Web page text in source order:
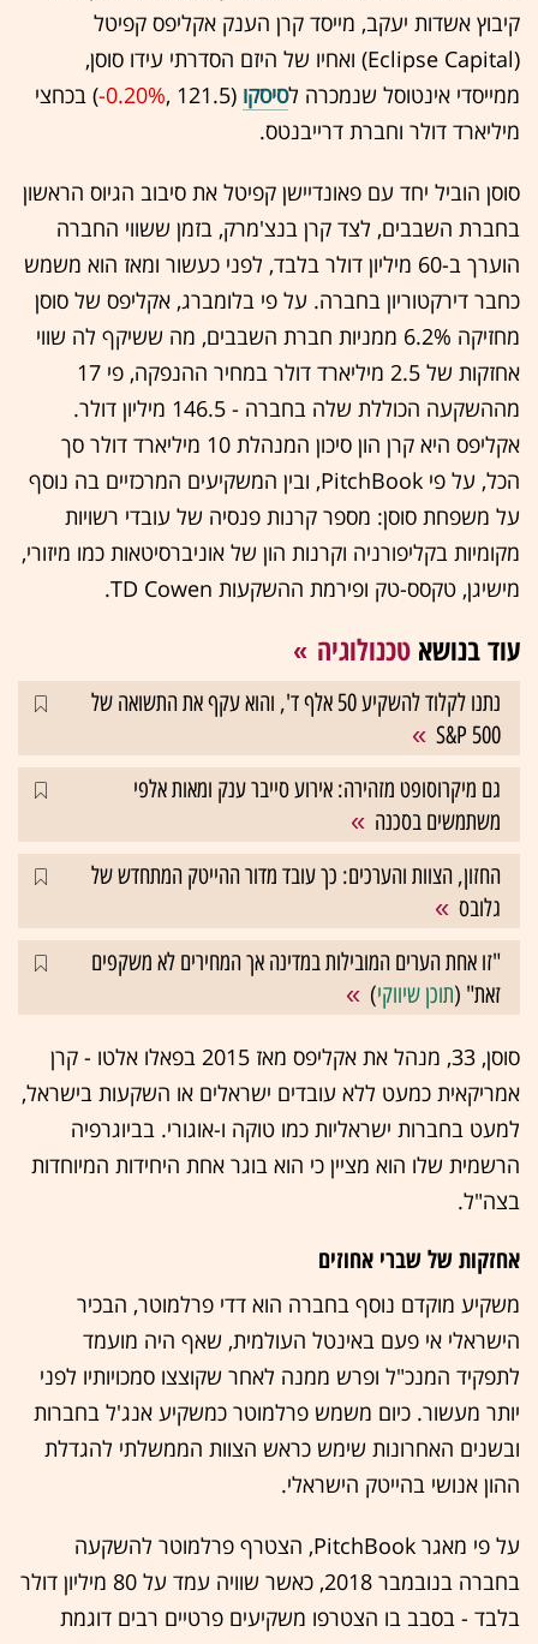
קיבוץ אשדות יעקב, מייסד קרן הענק אקליפס קפיטל
(Eclipse Capital) ואחיו של היזם הסדרתי עידו סוסן,
ממייסדי אינטוסל שנמכרה לסיסקו (121.5 ,‎
-0.20%‏) בכחצי
מיליארד דולר וחברת דרייבנטס.
סוסן הוביל יחד עם פאונדיישן קפיטל את סיבוב הגיוס הראשון
בחברת השבבים, לצד קרן בנצ'מרק, בזמן ששווי החברה
הוערך ב-60 מיליון דולר בלבד, לפני כעשור ומאז הוא משמש
כחבר דירקטוריון בחברה. על פי בלומברג, אקליפס של סוסן
מחזיקה 6.2% ממניות חברת השבבים, מה ששיקף לה שווי
אחזקות של 2.5 מיליארד דולר במחיר ההנפקה, פי 17
מההשקעה הכוללת שלה בחברה - 146.5 מיליון דולר.
אקליפס היא קרן הון סיכון המנהלת 10 מיליארד דולר סך
הכל, על פי PitchBook, ובין המשקיעים המרכזיים בה נוסף
על משפחת סוסן: מספר קרנות פנסיה של עובדי רשויות
מקומיות בקליפורניה וקרנות הון של אוניברסיטאות כמו מיזורי,
מישיגן, טקסס-טק ופירמת ההשקעות TD Cowen.
עוד בנושא טכנולוגיה
נתנו לקלוד להשקיע 50 אלף ד', והוא עקף את התשואה של
S&P 500
גם מיקרוסופט מזהירה: אירוע סייבר ענק ומאות אלפי
משתמשים בסכנה
החזון, הצוות והערכים: כך עובד מדור ההייטק המתחדש של
גלובס
"זו אחת הערים המובילות במדינה אך המחירים לא משקפים
זאת" (תוכן שיווקי)
סוסן, 33, מנהל את אקליפס מאז 2015 בפאלו אלטו - קרן
אמריקאית כמעט ללא עובדים ישראלים או השקעות בישראל,
למעט בחברות ישראליות כמו טוקה ו-אוגורי. בביוגרפיה
הרשמית שלו הוא מציין כי הוא בוגר אחת היחידות המיוחדות
בצה"ל.
אחזקות של שברי אחוזים
משקיע מוקדם נוסף בחברה הוא דדי פרלמוטר, הבכיר
הישראלי אי פעם באינטל העולמית, שאף היה מועמד
לתפקיד המנכ"ל ופרש ממנה לאחר שקוצצו סמכויותיו לפני
יותר מעשור. כיום משמש פרלמוטר כמשקיע אנג'ל בחברות
ובשנים האחרונות שימש כראש הצוות הממשלתי להגדלת
ההון אנושי בהייטק הישראלי.
על פי מאגר PitchBook, הצטרף פרלמוטר להשקעה
בחברה בנובמבר 2018, כאשר שוויה עמד על 80 מיליון דולר
בלבד - בסבב בו הצטרפו משקיעים פרטיים רבים דוגמת